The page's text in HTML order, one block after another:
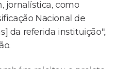
jornalística, como
Nacional de
da referida instituição",